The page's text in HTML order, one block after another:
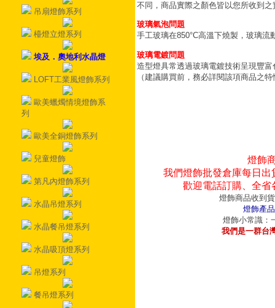
吊扇燈飾系列
檯燈立燈系列
埃及．奧地利水晶燈
LOFT工業風燈飾系列
歐美蠟燭情境燈飾系
列
歐美全銅燈飾系列
兒童燈飾
第凡內燈飾系列
水晶吊燈系列
水晶餐吊燈系列
水晶吸頂燈系列
吊燈系列
餐吊燈系列
不同，商品實際之顏色皆以您所收到之
玻璃氣泡問題
手工玻璃在850°C高溫下燒製，玻璃
玻璃電鍍問題
造型燈具常透過玻璃電鍍技術呈現豐
（建議購買前，務必詳閱該項商品之
燈飾
我們燈飾批發倉庫每日
歡迎電話訂購、全
燈飾商品收到
燈飾產
燈飾小常識：
我們是一群台